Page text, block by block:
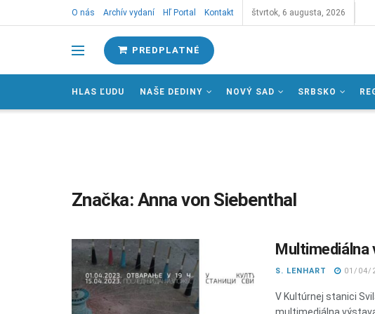
O nás Archív vydaní Hľ Portal Kontakt štvrtok, 6 augusta, 2026
PREDPLATNÉ
HLAS ĽUDU NAŠE DEDINY NOVÝ SAD SRBSKO
Značka: Anna von Siebenthal
Multimediálna
S. LENHART 01/04/
V Kultúrnej stanici